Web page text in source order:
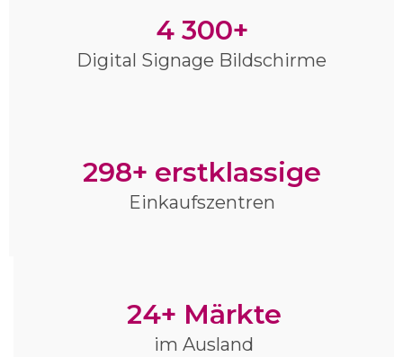
4 300+
Digital Signage Bildschirme
298+ erstklassige
Einkaufszentren
24+ Märkte
im Ausland